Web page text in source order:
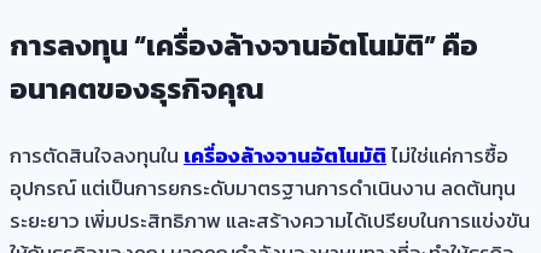
การลงทุน “เครื่องล้างจานอัตโนมัติ” คือ
อนาคตของธุรกิจคุณ
การตัดสินใจลงทุนใน เครื่องล้างจานอัตโนมัติไม่ใช่แค่การซื้อ
อุปกรณ์ แต่เป็นการยกระดับมาตรฐานการดำเนินงาน ลดต้นทุน
ระยะยาว เพิ่มประสิทธิภาพ และสร้างความได้เปรียบในการแข่งขัน